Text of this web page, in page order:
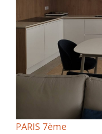
PARIS 7ème